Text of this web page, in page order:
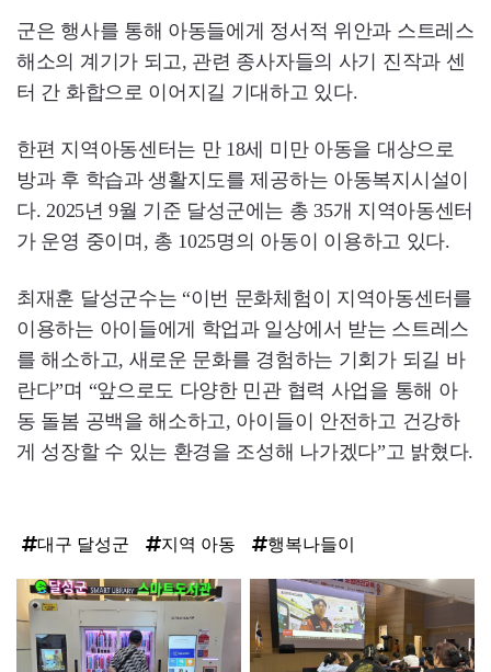
군은 행사를 통해 아동들에게 정서적 위안과 스트레스
해소의 계기가 되고, 관련 종사자들의 사기 진작과 센
터 간 화합으로 이어지길 기대하고 있다.
한편 지역아동센터는 만 18세 미만 아동을 대상으로
방과 후 학습과 생활지도를 제공하는 아동복지시설이
다. 2025년 9월 기준 달성군에는 총 35개 지역아동센터
가 운영 중이며, 총 1025명의 아동이 이용하고 있다.
최재훈 달성군수는 “이번 문화체험이 지역아동센터를
이용하는 아이들에게 학업과 일상에서 받는 스트레스
를 해소하고, 새로운 문화를 경험하는 기회가 되길 바
란다”며 “앞으로도 다양한 민관 협력 사업을 통해 아
동 돌봄 공백을 해소하고, 아이들이 안전하고 건강하
게 성장할 수 있는 환경을 조성해 나가겠다”고 밝혔다.
대구 달성군 지역 아동 행복나들이
탑
라
인